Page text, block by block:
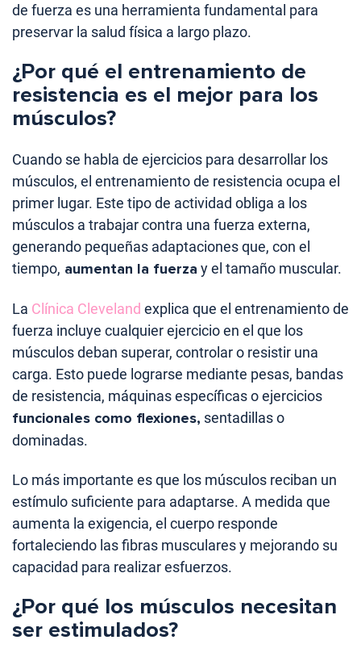
de fuerza es una herramienta fundamental para
preservar la salud física a largo plazo.
¿Por qué el entrenamiento de
resistencia es el mejor para los
músculos?
Cuando se habla de ejercicios para desarrollar los
músculos, el entrenamiento de resistencia ocupa el
primer lugar. Este tipo de actividad obliga a los
músculos a trabajar contra una fuerza externa,
generando pequeñas adaptaciones que, con el
tiempo, aumentan la fuerza y el tamaño muscular.
La Clínica Cleveland explica que el entrenamiento de
fuerza incluye cualquier ejercicio en el que los
músculos deban superar, controlar o resistir una
carga. Esto puede lograrse mediante pesas, bandas
de resistencia, máquinas específicas o ejercicios
funcionales como flexiones, sentadillas o
dominadas.
Lo más importante es que los músculos reciban un
estímulo suficiente para adaptarse. A medida que
aumenta la exigencia, el cuerpo responde
fortaleciendo las fibras musculares y mejorando su
capacidad para realizar esfuerzos.
¿Por qué los músculos necesitan
ser estimulados?